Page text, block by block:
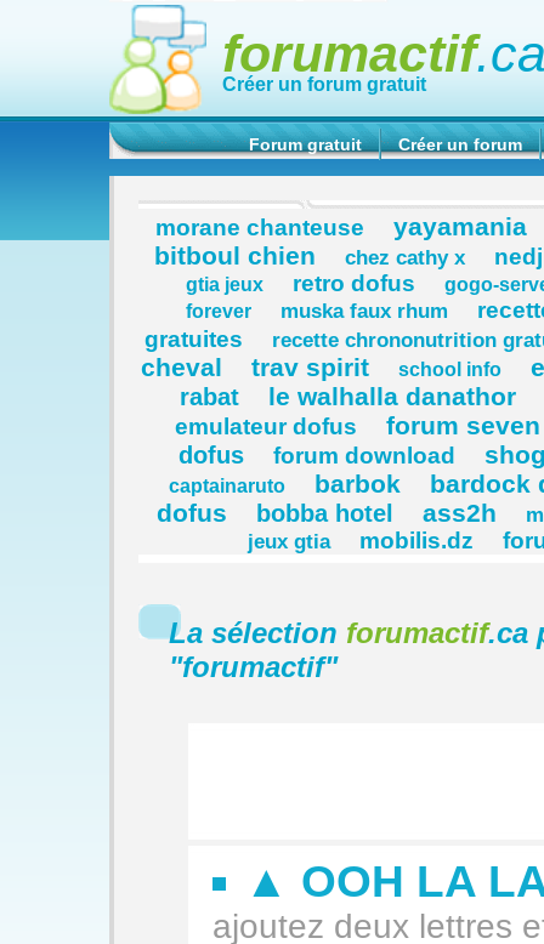
forumactif
Créer un forum gratuit
Forum gratuit Créer un forum
morane chanteuse
yayamania
bitboul chien
chez cathy x
gtia jeux retro dofus
gogo-
forever
muska faux rhum
gratuites
recette chrononutrition
cheval trav spirit school info
rabat le walhalla danathor
emulateur dofus forum
dofus forum download
captainaruto barbok
bardock
dofus
bobba hotel ass2h
jeux gtia
mobilis.dz
La sélection forumactif.ca
"forumactif"
▲ OOH LA
ajoutez deux lettres